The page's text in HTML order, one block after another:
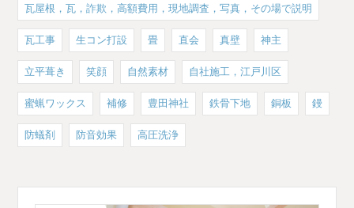
瓦屋根，瓦，詐欺，高額費用，現地調査，写真，その場で説明
瓦工事 生コン打設 畳 直会 真壁 神主
立平葺き 笑顔 自然素材 自社施工，江戸川区
蜜蝋ワックス 補修 豊田神社 鉄骨下地 銅板 鏝
防蟻剤 防音効果 高圧洗浄